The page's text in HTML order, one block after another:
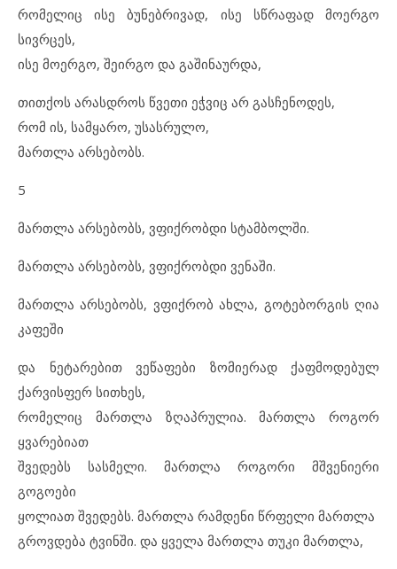
რომელიც ისე ბუნებრივად, ისე სწრაფად მოერგო
სივრცეს,
ისე მოერგო, შეირგო და გაშინაურდა,
თითქოს არასდროს წვეთი ეჭვიც არ გასჩენოდეს,
რომ ის, სამყარო, უსასრულო,
მართლა არსებობს.
5
მართლა არსებობს, ვფიქრობდი სტამბოლში.
მართლა არსებობს, ვფიქრობდი ვენაში.
მართლა არსებობს, ვფიქრობ ახლა, გოტებორგის ღია
კაფეში
და ნეტარებით ვეწაფები ზომიერად ქაფმოდებულ
ქარვისფერ სითხეს,
რომელიც მართლა ზღაპრულია. მართლა როგორ
ყვარებიათ
შვედებს სასმელი. მართლა როგორი მშვენიერი
გოგოები
ყოლიათ შვედებს. მართლა რამდენი წრფელი მართლა
გროვდება ტვინში. და ყველა მართლა თუკი მართლა,